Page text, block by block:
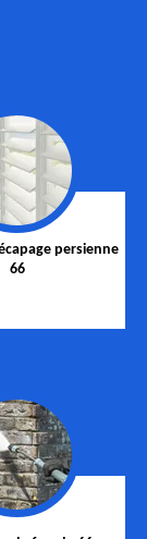
persienne
66